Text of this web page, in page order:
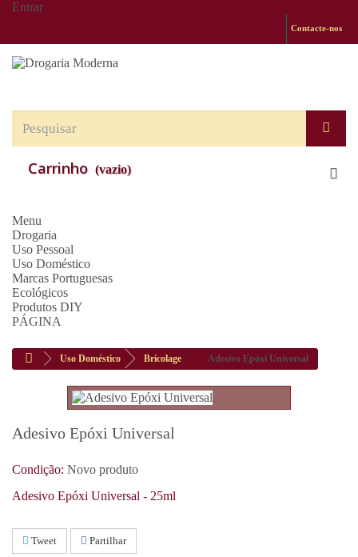
Entrar
Contacte-nos
Carrinho (vazio)
Menu
Drogaria
Uso Pessoal
Uso Doméstico
Marcas Portuguesas
Ecológicos
Produtos DIY
PÁGINA
Uso Doméstico Bricolage Adesivo Epóxi Universal
Adesivo Epóxi Universal
Condição: Novo produto
Adesivo Epóxi Universal - 25ml
Tweet Partilhar